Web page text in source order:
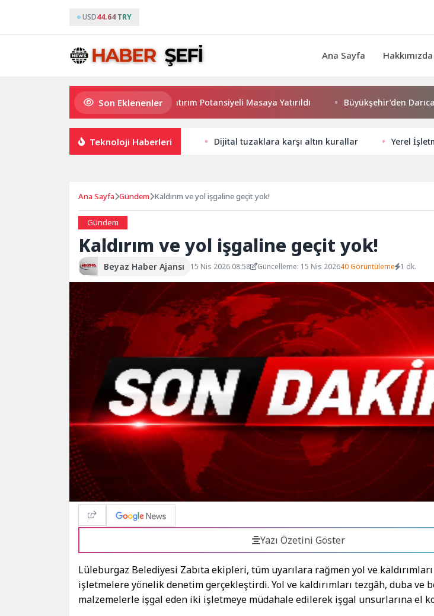
USD44.64 TRY
Ana Sayfa Hakkımızda
Son Eklenenler
Haymana’nın Geleceği ve Yatırım Potansiyeli Masaya Yatırıldı Büyükşehir’den
Teknoloji Haberleri Dijital tuzaklara karşı altın kurallar Yerel
Ana Sayfa Gündem Kaldırım ve yol işgaline geçit yok!
Gündem
Kaldırım ve yol işgaline geçit yok!
Beyaz Haber Ajansı 15 Nis 2026 08:58 Güncelleme: 15 Nis 202640 Görüntüleme 1 dk.
Yazı Özetini Göster
Lüleburgaz Belediyesi Zabıta ekipleri, tüm uyarılara rağmen yol ve
işletmelere yönelik denetim gerçekleştirdi. Yol ve kaldırımları tezgâh, duba ve
malzemelerle işgal eden iki işletmeye müdahale edilerek işgal unsurlarına el